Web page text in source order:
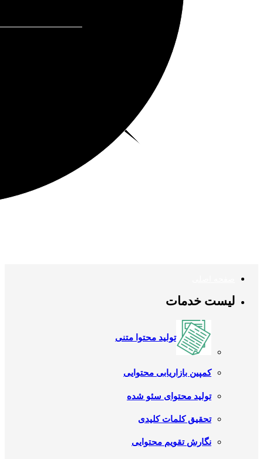
لیست خدمات
تولید محتوا متنی
کمپین بازاریابی محتوایی
تولید محتوای سئو شده
تحقیق کلمات کلیدی
نگارش تقویم محتوایی